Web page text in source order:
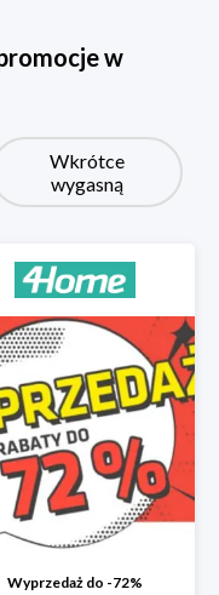
w
Wkrótce
wygasną
Wyprzedaż do -72%